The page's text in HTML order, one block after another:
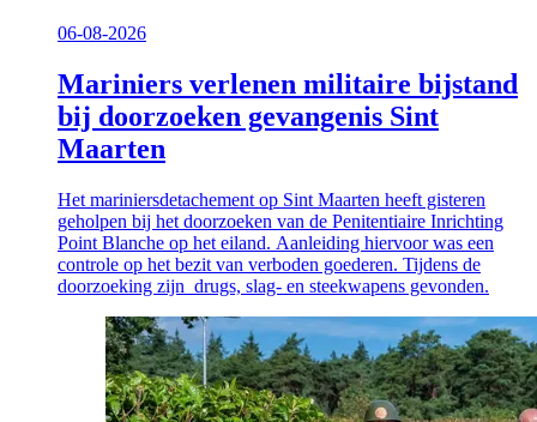
06-08-2026
Mariniers verlenen militaire bijstand
bij doorzoeken gevangenis Sint
Maarten
Het mariniersdetachement op Sint Maarten heeft gisteren
geholpen bij het doorzoeken van de Penitentiaire Inrichting
Point Blanche op het eiland. Aanleiding hiervoor was een
controle op het bezit van verboden goederen. Tijdens de
doorzoeking zijn drugs, slag- en steekwapens gevonden.